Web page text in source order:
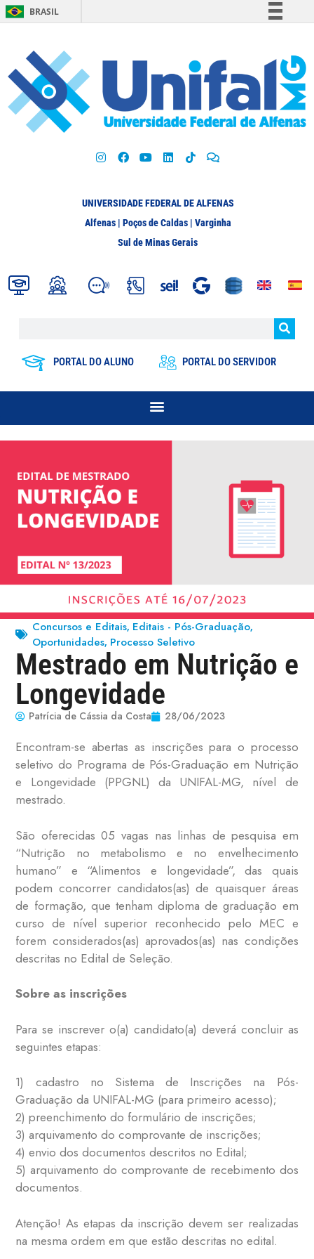
BRASIL
Participe
Acesso à informação
Legislação
UNIVERSIDADE FEDERAL DE ALFENAS
Alfenas | Poços de Caldas | Varginha
Sul de Minas Gerais
PORTAL DO ALUNO PORTAL DO SERVIDOR
Concursos e Editais, Editais - Pós-Graduação,
Oportunidades, Processo Seletivo
Mestrado em Nutrição e
Longevidade
Patrícia de Cássia da Costa 28/06/2023
Encontram-se abertas as inscrições para o processo
seletivo do Programa de Pós-Graduação em Nutrição
e Longevidade (PPGNL) da UNIFAL-MG, nível de
mestrado.
São oferecidas 05 vagas nas linhas de pesquisa em
“Nutrição no metabolismo e no envelhecimento
humano” e “Alimentos e longevidade”, das quais
podem concorrer candidatos(as) de quaisquer áreas
de formação, que tenham diploma de graduação em
curso de nível superior reconhecido pelo MEC e
forem considerados(as) aprovados(as) nas condições
descritas no Edital de Seleção.
Sobre as inscrições
Para se inscrever o(a) candidato(a) deverá concluir as
seguintes etapas:
1) cadastro no Sistema de Inscrições na Pós-
Graduação da UNIFAL-MG (para primeiro acesso);
2) preenchimento do formulário de inscrições;
3) arquivamento do comprovante de inscrições;
4) envio dos documentos descritos no Edital;
5) arquivamento do comprovante de recebimento dos
documentos.
Atenção! As etapas da inscrição devem ser realizadas
na mesma ordem em que estão descritas no edital.